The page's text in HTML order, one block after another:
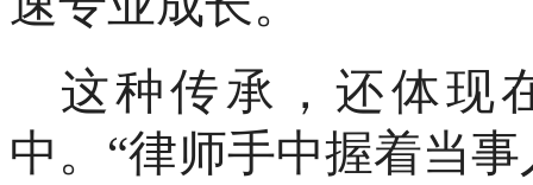
这种传承，还体现
中。 “律师手中握着当